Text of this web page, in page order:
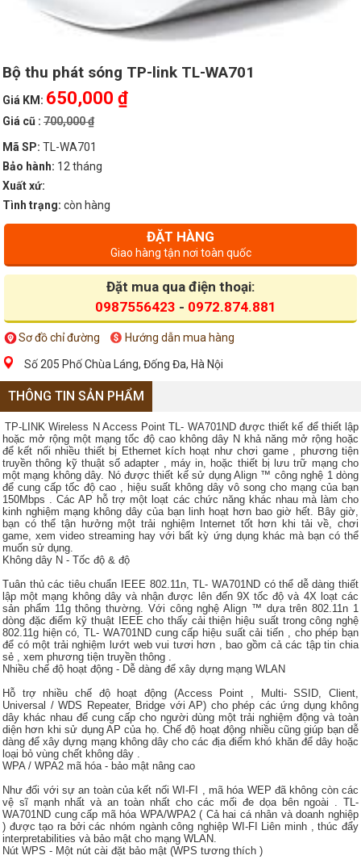
Bộ thu phát sóng TP-link TL-WA701
Giá KM: 650,000 ₫
Giá cũ : 700,000 ₫
Mã SP: TL-WA701
Bảo hành: 12 tháng
Xuất xứ:
Tình trạng: còn hàng
ĐẶT HÀNG
Giao hàng tận nơi toàn quốc
Đặt mua qua điện thoại:
0987556423 - 0972.874.881
Sơ đồ chỉ đường Hướng dẫn mua hàng
Số 205 Phố Chùa Láng, Đống Đa, Hà Nội
THÔNG TIN SẢN PHẨM
TP-LINK Wireless N Access Point TL- WA701ND được thiết kế để thiết lập
hoặc mở rộng một mạng tốc độ cao không dây N khả năng mở rộng hoặc
để kết nối nhiều thiết bị Ethernet kích hoạt như chơi game , phương tiện
truyền thông kỹ thuật số adapter , máy in, hoặc thiết bị lưu trữ mạng cho
mộtmạng không dây. Nó được thiết kế sử dụng Align ™ công nghệ 1 dòng
để cung cấp tốc độ cao , hiệu suất không dây vô song cho mạng của bạn
150Mbps .Các AP hỗ trợ một loạt các chức năng khác nhau mà làm cho
kinh nghiệm mạng không dây của bạn linh hoạt hơn bao giờ hết. Bây giờ,
bạn có thể tận hưởng một trải nghiệm Internet tốt hơn khi tải về, chơi
game, xem video streaming hay với bất kỳ ứng dụng khác mà bạn có thể
muốn sử dụng.
Không dây N - Tốc độ & độ
Tuân thủ các tiêu chuẩn IEEE 802.11n, TL- WA701ND có thể dễ dàng thiết
lập một mạng không dây và nhận được lên đến 9X tốc độ và 4X loạt các
sản phẩm 11g thông thường. Với công nghệ Align ™ dựa trên 802.11n 1
dòng đặc điểm kỹ thuật IEEE cho thấy cải thiện hiệu suất trong công nghệ
802.11g hiện có, TL- WA701ND cung cấp hiệu suất cải tiến , cho phép bạn
để có một trải nghiệm lướt web vui tươi hơn , bao gồm cả các tập tin chia
sẻ , xem phương tiện truyền thông .
Nhiều chế độ hoạt động - Dễ dàng để xây dựng mạng WLAN
Hỗ trợ nhiều chế độ hoạt động (Access Point , Multi- SSID, Client,
Universal / WDS Repeater, Bridge với AP) cho phép các ứng dụng không
dây khác nhau để cung cấp cho người dùng một trải nghiệm động và toàn
diện hơn khi sử dụng AP của họ. Chế độ hoạt động nhiều cũng giúp bạn dễ
dàng để xây dựng mạng không dây cho các địa điểm khó khăn để dây hoặc
loại bỏ vùng chết không dây .
WPA / WPA2 mã hóa - bảo mật nâng cao
Như đối với sự an toàn của kết nối WI-FI , mã hóa WEP đã không còn các
vệ sĩ mạnh nhất và an toàn nhất cho các mối đe dọa bên ngoài . TL-
WA701ND cung cấp mã hóa WPA/WPA2 ( Cả hai cá nhân và doanh nghiệp
) được tạo ra bởi các nhóm ngành công nghiệp WI-FI Liên minh , thúc đẩy
interpretabilities và bảo mật cho mạng WLAN.
Nút WPS - Một nút cài đặt bảo mật (WPS tương thích )